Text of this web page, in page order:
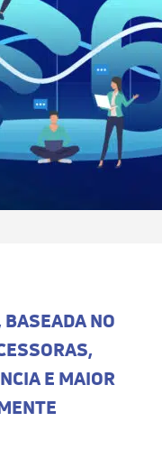
NO
E MAIOR